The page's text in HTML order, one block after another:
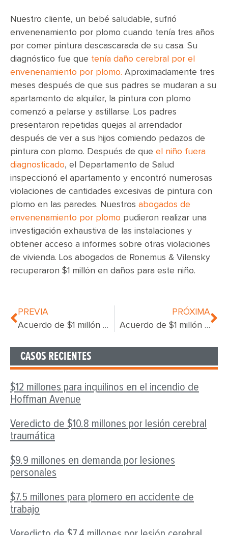
CASOS RECIENTES
$12 millones para inquilinos en el incendio de
Hoffman Avenue
Veredicto de $10.8 millones por lesión cerebral
traumática
$9.9 millones en demanda por lesiones
personales
$7.5 millones para plomero en accidente de
trabajo
Nuestro cliente, un bebé saludable, sufrió
envenenamiento por plomo cuando tenía tres años
por comer pintura descascarada de su casa. Su
diagnóstico fue que tenía daño cerebral por el
envenenamiento por plomo. Aproximadamente tres
meses después de que sus padres se mudaran a su
apartamento de alquiler, la pintura con plomo
comenzó a pelarse y astillarse. Los padres
presentaron repetidas quejas al arrendador
después de ver a sus hijos comiendo pedazos de
pintura con plomo. Después de que el niño fuera
diagnosticado, el Departamento de Salud
inspeccionó el apartamento y encontró numerosas
violaciones de cantidades excesivas de pintura con
plomo en las paredes. Nuestros abogados de
envenenamiento por plomo pudieron realizar una
investigación exhaustiva de las instalaciones y
obtener acceso a informes sobre otras violaciones
de vivienda. Los abogados de Ronemus & Vilensky
recuperaron $1 millón en daños para este niño.
PREVIA
Acuerdo de $1 millón para trabajador de la construcción
PRÓXIMA
Acuerdo de $1 millón por lesiones en el lugar de trabajo